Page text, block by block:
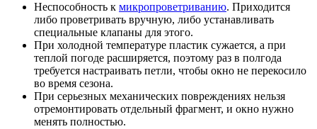
Неспособность к микропроветриванию. Приходится
либо проветривать вручную, либо устанавливать
специальные клапаны для этого.
При холодной температуре пластик сужается, а при
теплой погоде расширяется, поэтому раз в полгода
требуется настраивать петли, чтобы окно не перекосило
во время сезона.
При серьезных механических повреждениях нельзя
отремонтировать отдельный фрагмент, и окно нужно
менять полностью.